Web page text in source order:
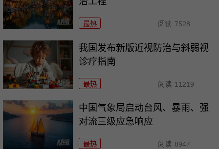
最热 阅读 7528
我国发布新版近视防治与斜弱视
诊疗指南
最热 阅读 11219
中国气象局启动台风、暴雨、强
对流三级应急响应
最热 阅读 8947